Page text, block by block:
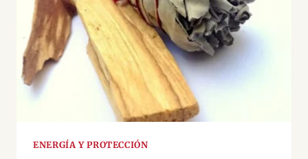
MEJOR
PARA
TI?
ENERGÍA Y PROTECCIÓN